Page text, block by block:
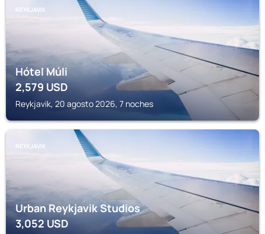
REYKJAVIK
Hótel Múli
2,579 USD
Reykjavik, 20 agosto 2026, 7 noches
REYKJAVIK
Urban Reykjavik Studios
3,052 USD